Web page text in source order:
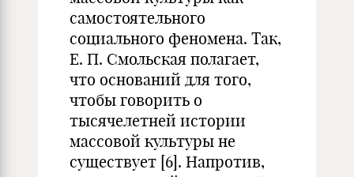
самостоятельного
социального феномена. Так,
Е. П. Смольская полагает,
что оснований для того,
чтобы говорить о
тысячелетней истории
массовой культуры не
существует [6]. Напротив,